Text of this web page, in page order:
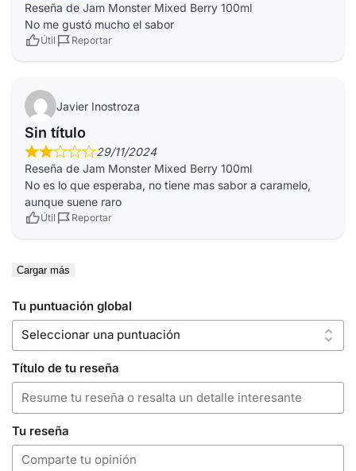
Reseña de Jam Monster Mixed Berry 100ml
No me gustó mucho el sabor
Útil Reportar
Javier Inostroza
Sin título
29/11/2024
Reseña de Jam Monster Mixed Berry 100ml
No es lo que esperaba, no tiene mas sabor a caramelo,
aunque suene raro
Útil Reportar
Cargar más
Tu puntuación global
Título de tu reseña
Tu reseña